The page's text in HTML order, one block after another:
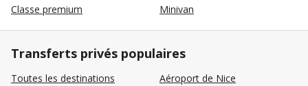
Classe premium
Minivan
Transferts privés populaires
Toutes les destinations
Aéroport de Nice